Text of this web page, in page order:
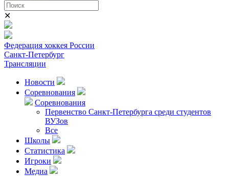
✕
Федерация хоккея России
Санкт-Петербург
Трансляции
Новости
Соревнования
Соревнования
Первенство Санкт-Петербурга среди студентов
ВУЗов
Все
Школы
Статистика
Игроки
Медиа